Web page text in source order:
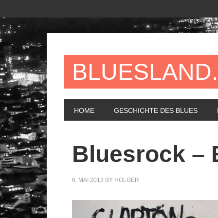
HOME GESCHICHTE DES BLUES
Bluesrock –
6. MAI 2013 BY HOLGER